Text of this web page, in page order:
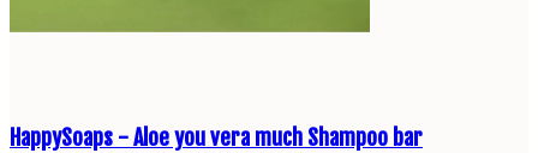
HappySoaps - Aloe you vera much Shampoo bar